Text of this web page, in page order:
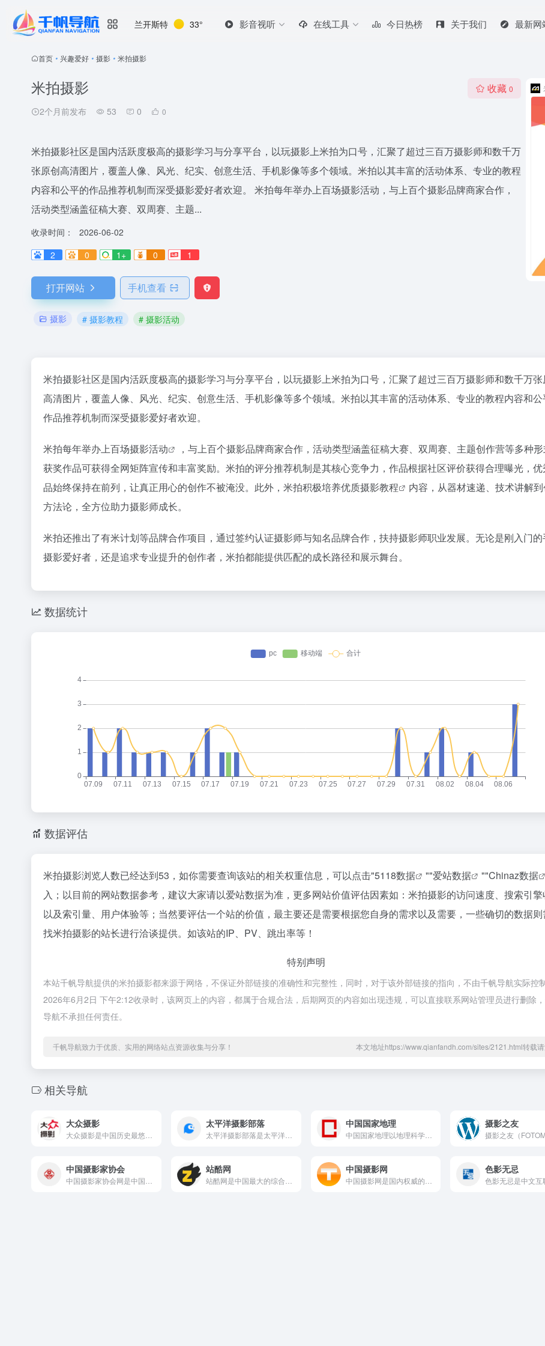
兰开斯特 33° 影音视听 在线工具 今日热榜 关于我们 最新网
首页 • 兴趣爱好 • 摄影 • 米拍摄影
米拍摄影
2个月前发布 53 0 0
收藏 0
米拍摄影社区是国内活跃度极高的摄影学习与分享平台，以玩摄影上米拍为口号，汇聚了超过三百万摄影师和数千万
张原创高清图片，覆盖人像、风光、纪实、创意生活、手机影像等多个领域。米拍以其丰富的活动体系、专业的教程
内容和公平的作品推荐机制而深受摄影爱好者欢迎。 米拍每年举办上百场摄影活动，与上百个摄影品牌商家合作，
活动类型涵盖征稿大赛、双周赛、主题...
收录时间：
2026-06-02
2
0 1+ 0 1
打开网站 手机查看
摄影 # 摄影教程 # 摄影活动
米拍摄影社区是国内活跃度极高的摄影学习与分享平台，以玩摄影上米拍为口号，汇聚了超过三百万摄影师和数千万张
高清图片，覆盖人像、风光、纪实、创意生活、手机影像等多个领域。米拍以其丰富的活动体系、专业的教程内容和公
作品推荐机制而深受摄影爱好者欢迎。
米拍每年举办上百场摄影活动
，与上百个摄影品牌商家合作，活动类型涵盖征稿大赛、双周赛、主题创作营等多种形
获奖作品可获得全网矩阵宣传和丰富奖励。米拍的评分推荐机制是其核心竞争力，作品根据社区评价获得合理曝光，
品始终保持在前列，让真正用心的创作不被淹没。此外，米拍积极培养优质摄影教程
内容，从器材速递、技术讲解
方法论，全方位助力摄影师成长。
米拍还推出了有米计划等品牌合作项目，通过签约认证摄影师与知名品牌合作，扶持摄影师职业发展。无论是刚入门
摄影爱好者，还是追求专业提升的创作者，米拍都能提供匹配的成长路径和展示舞台。
数据统计
数据评估
米拍摄影浏览人数已经达到53，如你需要查询该站的相关权重信息，可以点击"5118数据 ""爱站数据 ""Chinaz数据
入；以目前的网站数据参考，建议大家请以爱站数据为准，更多网站价值评估因素如：米拍摄影的访问速度、搜索引
以及索引量、用户体验等；当然要评估一个站的价值，最主要还是需要根据您自身的需求以及需要，一些确切的数据
找米拍摄影的站长进行洽谈提供。如该站的IP、PV、跳出率等！
特别声明
本站千帆导航提供的米拍摄影都来源于网络，不保证外部链接的准确性和完整性，同时，对于该外部链接的指向，不由千帆导航实际控
2026年6月2日 下午2:12收录时，该网页上的内容，都属于合规合法，后期网页的内容如出现违规，可以直接联系网站管理员进行删除
导航不承担任何责任。
千帆导航致力于优质、实用的网络站点资源收集与分享！ 本文地址https://www.qianfandh.com/sites/2121.html转载
相关导航
大众摄影 太平洋摄影部落
太平洋摄影部落是太平洋电脑网旗下的原创数码摄影社区，以爱摄影...
中国国家地理
中国国家地理以地理科学与人文摄影为核心，展示极具震撼力的自然...
摄影之友
中国摄影家协会 站酷网 中国摄影网 色影无忌
36氪
9 谷歌最重要的人，离职去做的“Loop”有
23岁OpenAI天才少女，也走了